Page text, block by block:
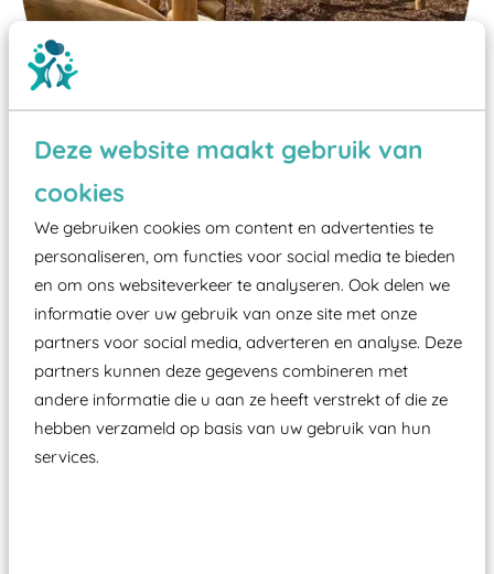
Deze website maakt gebruik van
cookies
We gebruiken cookies om content en advertenties te
personaliseren, om functies voor social media te bieden
en om ons websiteverkeer te analyseren. Ook delen we
informatie over uw gebruik van onze site met onze
partners voor social media, adverteren en analyse. Deze
partners kunnen deze gegevens combineren met
andere informatie die u aan ze heeft verstrekt of die ze
hebben verzameld op basis van uw gebruik van hun
services.
Wist je dat:
Vanaf een valhoogte van 1,5 meter een speciale
valondergrond onder speeltoestellen verplicht is
zoals kunstgras, rubber tegels of boomschors?
Elk speeltoestel in de openbare ruimte voorzien
moet zijn van een typekeuring, -plaatje en
certificering, uitgegeven door een Nederlands
aangewezen keuringsinstantie?